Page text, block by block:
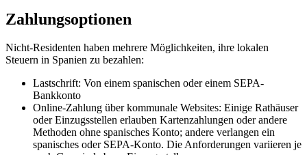
Zahlungsoptionen
Nicht-Residenten haben mehrere Möglichkeiten, ihre lokalen
Steuern in Spanien zu bezahlen:
Lastschrift: Von einem spanischen oder einem SEPA-
Bankkonto
Online-Zahlung über kommunale Websites: Einige Rathäuser
oder Einzugsstellen erlauben Kartenzahlungen oder andere
Methoden ohne spanisches Konto; andere verlangen ein
spanisches oder SEPA-Konto. Die Anforderungen variieren je